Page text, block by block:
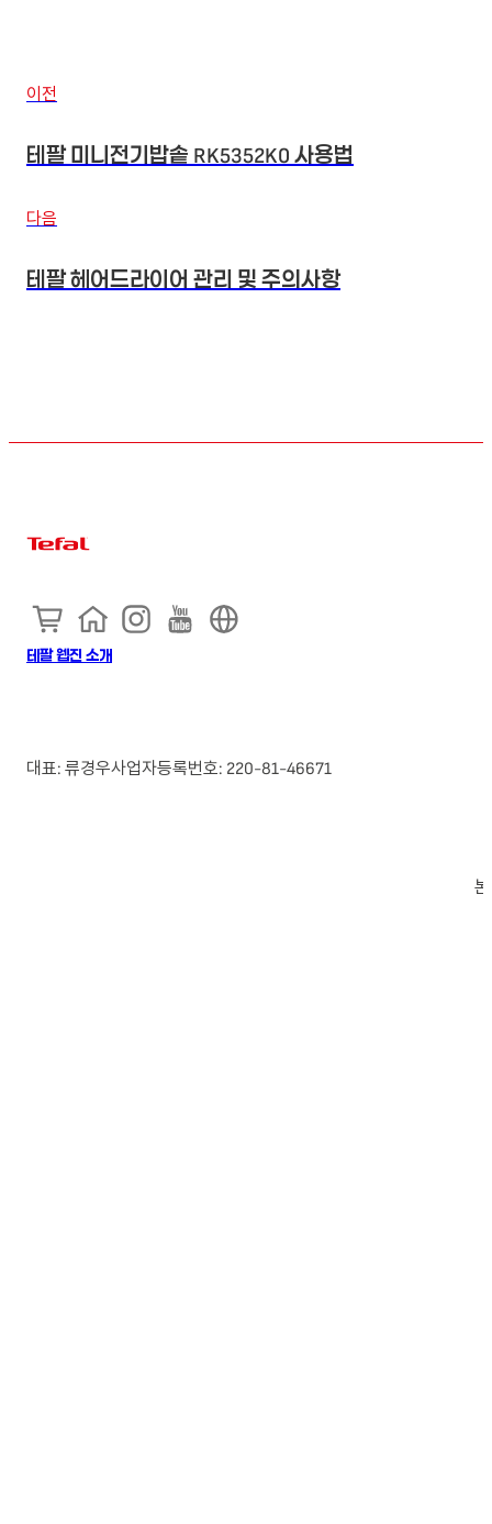
이전
테팔 미니전기밥솥 RK5352K0 사용법
다음
테팔 헤어드라이어 관리 및 주의사항
테팔 웹진 소개
대표: 류경우사업자등록번호: 220-81-46671